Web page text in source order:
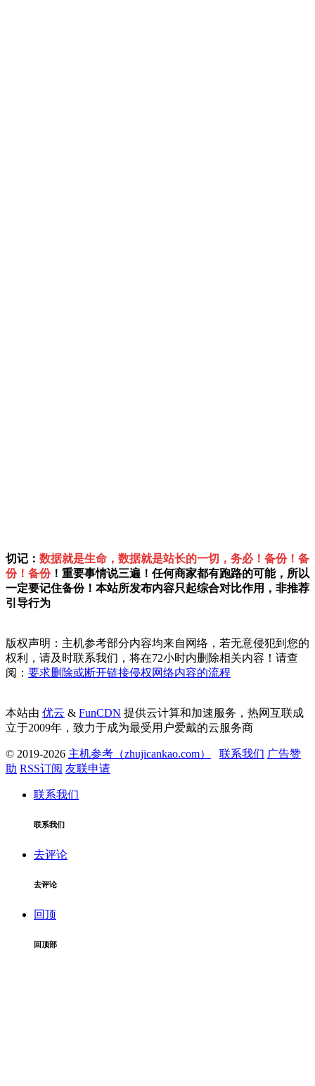
切记： 数据就是生命，数据就是站长的一切，务必！备份！备
份！备份！重要事情说三遍！任何商家都有跑路的可能，所以
一定要记住备份！本站所发布内容只起综合对比作用，非推荐
引导行为
版权声明：主机参考部分内容均来自网络，若无意侵犯到您的
权利，请及时联系我们，将在72小时内删除相关内容！请查
阅： 要求删除或断开链接侵权网络内容的流程
本站由 优云 & FunCDN 提供云计算和加速服务，热网互联成
立于2009年，致力于成为最受用户爱戴的云服务商
© 2019-2026 主机参考（zhujicankao.com） 联系我们 广告赞
助 RSS订阅 友联申请
联系我们
联系我们
去评论
去评论
回顶
回顶部